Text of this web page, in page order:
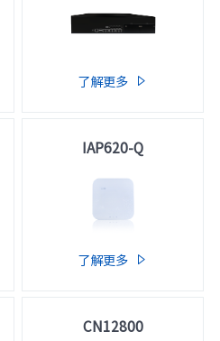
了解更多 
IAP620-Q
了解更多 
CN12800